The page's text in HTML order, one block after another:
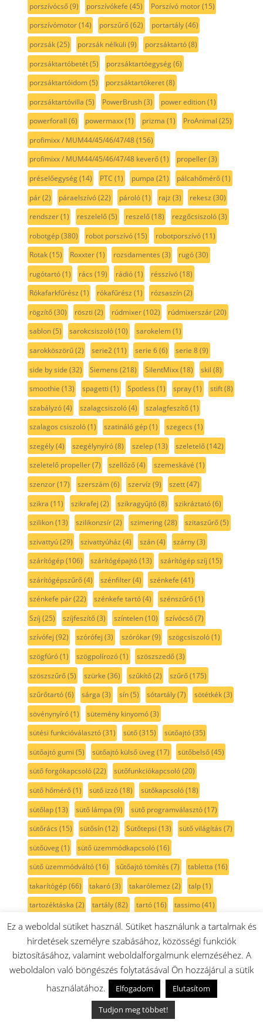
porszívócső(9) porszívókefe (45) Porszívó motor(15)
porszívómotor(14) porszűrő(62) portartály(46)
porzsák(25) porzsák nélküli (9) porzsáktartó(8)
porzsáktartóbetét(5) porzsáktartóegység(6)
porzsáktartóidom(5) porzsáktartókeret(8)
porzsáktartóvilla (5) PowerBrush(3) power edition(1)
powerforall (6) powermaxx(1) prizma (1) ProAnimal (25)
profimixx / MUM44/45/46/47/48(156)
profimixx / MUM44/45/46/47/48 keverő(1) propeller(3)
préselőegység(14) PTC (1) pumpa (21) pálcahőmérő(1)
pár(2) páraelszívó(22) pároló(1) rajz (3) rekesz (30)
rendszer(1) reszelelő(5) reszelő(18) rezgőcsiszoló(3)
robotgép(380) robot porszívó(15) robotporszívó(11)
Rotak(15) Roxxter(1) rozsdamentes (3) rugó(30)
rugótartó(1) rács (19) rádió(1) résszívó(18)
Rókafarkfűrész (1) rókafűrész (1) rózsaszín(2)
rögzítő(30) röszti (2) rúdmixer(102) rúdmixerszár(20)
sablon(5) sarokcsiszoló(10) sarokelem(1)
sarokköszörű(2) serie2(11) serie 6(6) serie 8(9)
side by side (32) Siemens (218) SilentMixx(18) skil (8)
smoothie (13) spagetti (1) Spotless (1) spray(1) stift(8)
szabályzó(4) szalagcsiszoló(4) szalagfeszítő(1)
szalagos csiszoló(1) szatináló gép(1) szegecs (1)
szegély(4) szegélynyíró(8) szelep(13) szeletelő(142)
szeletelő propeller(7) szellőző(4) szemeskávé (1)
szenzor(17) szerszám(6) szervíz (9) szett(47)
szikra (11) szikrafej (2) szikragyűjtó(8) szikráztató(6)
szilikon(13) szilikonzsír(2) szimering(28) szitaszűrő(5)
szivattyú(29) szivattyúház (4) szán(4) szárny(3)
szárítógép(106) szárítógépajtó(13) szárítógép szíj (15)
szárítógépszűrő(4) szénfilter(4) szénkefe (41)
szénkefe pár(22) szénkefe tartó(4) szénszűrő(1)
Szíj (25) szíjfeszítő(3) színtelen(10) szívócső(7)
szívófej (92) szórófej (3) szórókar(9) szögcsiszoló(1)
szögfúró(1) szögpolírozó(1) szöszszedő(3)
szöszszűrő(5) szürke (36) szűkítő(2) szűrő(175)
szűrőtartó(6) sárga (3) sín(5) sótartály(7) sötétkék(3)
sövénynyíró(1) sütemény kinyomó(3)
sütési funkcióválasztó(31) sütő(315) sütőajtó(35)
sütőajtó gumi (5) sütőajtó külső üveg(17) sütőbelső(45)
sütő forgókapcsoló(22) sütőfunkciókapcsoló(20)
sütő hőmérő(1) sütő izzó(18) sütőkapcsoló(18)
sütőlap(13) sütő lámpa (9) sütő programválasztó(17)
sütőrács (15) sütősín(12) Sütőtepsi (13) sütő világítás (7)
sütőüveg(1) sütő üzemmódkapcsoló(16)
sütő üzemmódváltó(16) sűtőajtó tömítés (7) tabletta (16)
takarítógép(66) takaró(3) takarólemez (2) talp(1)
tartozéktáska (2) tartály(82) tartó(16) tassimo(41)
TastyMoments(3) teafőző (1) tejcső(5) tejhabosító(8)
tejtartó(8) tekercs(2) tekercsfedél(1) teleszkópcső(9)
teleszkópos sütősín
teljesítmény szabályzó
tepsi fedél(3) tepsitartó(4)
termosztát(18) tető(20) textil porzsák
tisztító(18) tisztítószer(31)
Ez a weboldal sütiket használ. Sütiket használunk a tartalmak és
hirdetések személyre szabásához, közösségi funkciók
biztosításához, valamint weboldalforgalmunk elemzéséhez. A
weboldalon való böngészés folytatásával Ön hozzájárul a sütik
használatához.
Elfogadom
Elutasítom
Tudjon meg többet!